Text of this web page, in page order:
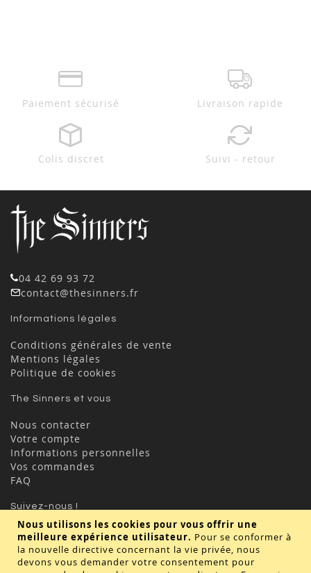
Nous utilisons les cookies pour vous offrir une
meilleure expérience utilisateur. Pour se conformer à
la nouvelle directive concernant la vie privée, nous
devons vous demander votre consentement pour
Paiement sécurisé Livraison rapide
Colis discret Suivi - retour
04 42 69 93 72
contact@thesinners.fr
Informations légales
Conditions générales de vente
Mentions légales
Politique de cookies
The Sinners et vous
Nous contacter
Votre compte
Informations personnelles
Vos commandes
FAQ
Suivez-nous !